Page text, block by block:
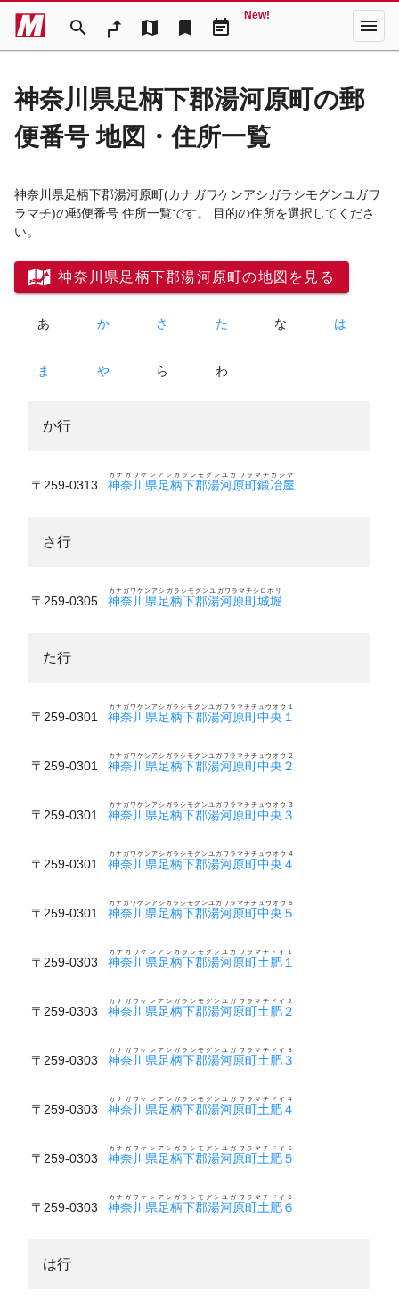
search map bookmark event_note
New! menu
神奈川県足柄下郡湯河原町の郵
便番号 地図・住所一覧
神奈川県足柄下郡湯河原町(カナガワケンアシガラシモグンユガワ
ラマチ)の郵便番号 住所一覧です。 目的の住所を選択してくださ
い。
神奈川県足柄下郡湯河原町の地図を見る
あ か さ た な は
ま や ら わ
か行
〒259-0313 神奈川県足柄下郡湯河原町鍛冶屋
カナガワケンアシガラシモグンユガワラマチカジヤ
さ行
〒259-0305 神奈川県足柄下郡湯河原町城堀
カナガワケンアシガラシモグンユガワラマチシロホリ
た行
〒259-0301 神奈川県足柄下郡湯河原町中央１
カナガワケンアシガラシモグンユガワラマチチュウオウ１
〒259-0301 神奈川県足柄下郡湯河原町中央２
カナガワケンアシガラシモグンユガワラマチチュウオウ２
〒259-0301 神奈川県足柄下郡湯河原町中央３
カナガワケンアシガラシモグンユガワラマチチュウオウ３
〒259-0301 神奈川県足柄下郡湯河原町中央４
カナガワケンアシガラシモグンユガワラマチチュウオウ４
〒259-0301 神奈川県足柄下郡湯河原町中央５
カナガワケンアシガラシモグンユガワラマチチュウオウ５
〒259-0303 神奈川県足柄下郡湯河原町土肥１
カナガワケンアシガラシモグンユガワラマチドイ１
〒259-0303 神奈川県足柄下郡湯河原町土肥２
カナガワケンアシガラシモグンユガワラマチドイ２
〒259-0303 神奈川県足柄下郡湯河原町土肥３
カナガワケンアシガラシモグンユガワラマチドイ３
〒259-0303 神奈川県足柄下郡湯河原町土肥４
カナガワケンアシガラシモグンユガワラマチドイ４
〒259-0303 神奈川県足柄下郡湯河原町土肥５
カナガワケンアシガラシモグンユガワラマチドイ５
〒259-0303 神奈川県足柄下郡湯河原町土肥６
カナガワケンアシガラシモグンユガワラマチドイ６
は行